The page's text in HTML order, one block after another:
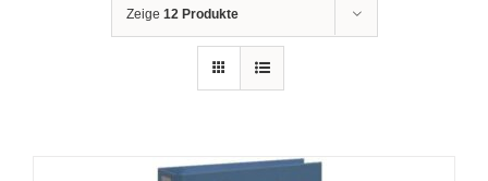
Zeige 12 Produkte